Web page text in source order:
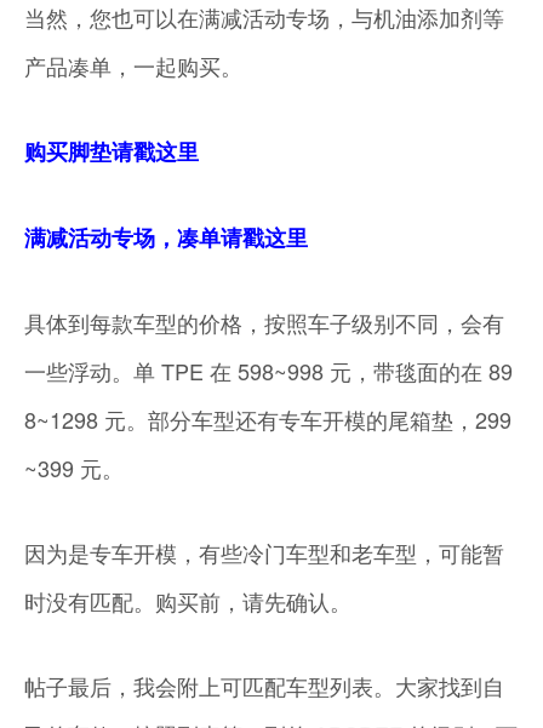
当然，您也可以在满减活动专场，与机油添加剂等
产品凑单，一起购买。
购买脚垫请戳这里
满减活动专场，凑单请戳这里
具体到每款车型的价格，按照车子级别不同，会有
一些浮动。单 TPE 在 598~998 元，带毯面的在 89
8~1298 元。部分车型还有专车开模的尾箱垫，299
~399 元。
因为是专车开模，有些冷门车型和老车型，可能暂
时没有匹配。购买前，请先确认。
帖子最后，我会附上可匹配车型列表。大家找到自